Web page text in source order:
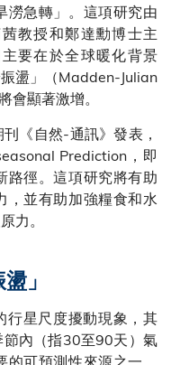
澇急轉」。這項研究由
教授和鄭達勳博士主
要在於全球暖化背景
盪」（Madden-Julian
會顯著激增。
《自然-通訊》發表，
Prediction，即
路徑。這項研究將有助
，並有助加強糧食和水
力。
」
行星尺度擾動現象，其
節內（指30至90天）氣
可預測性來源之一，